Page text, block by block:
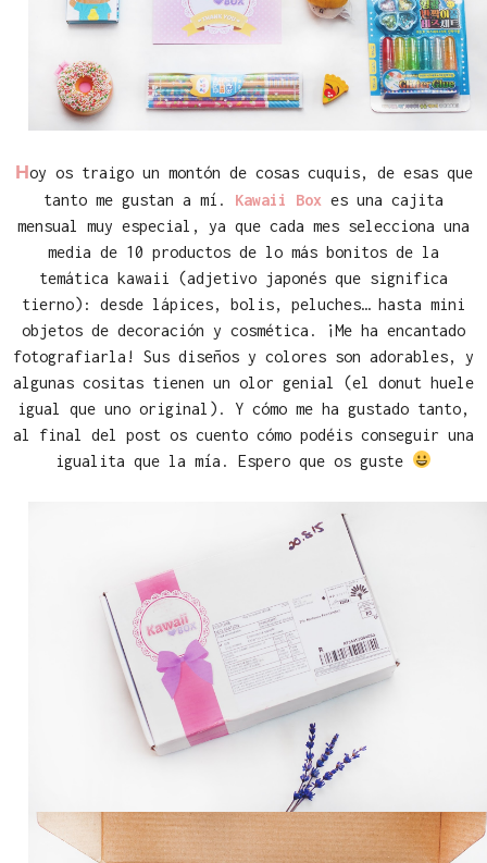
Hoy os traigo un montón de cosas cuquis, de esas que
tanto me gustan a mí. Kawaii Box es una cajita
mensual muy especial, ya que cada mes selecciona una
media de 10 productos de lo más bonitos de la
temática kawaii (adjetivo japonés que significa
tierno): desde lápices, bolis, peluches… hasta mini
objetos de decoración y cosmética. ¡Me ha encantado
fotografiarla! Sus diseños y colores son adorables, y
algunas cositas tienen un olor genial (el donut huele
igual que uno original). Y cómo me ha gustado tanto,
al final del post os cuento cómo podéis conseguir una
igualita que la mía. Espero que os guste